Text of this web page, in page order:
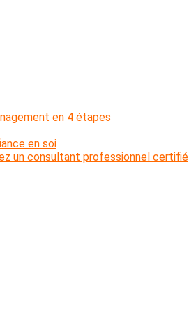
en 4 étapes
en soi
un consultant professionnel certifié